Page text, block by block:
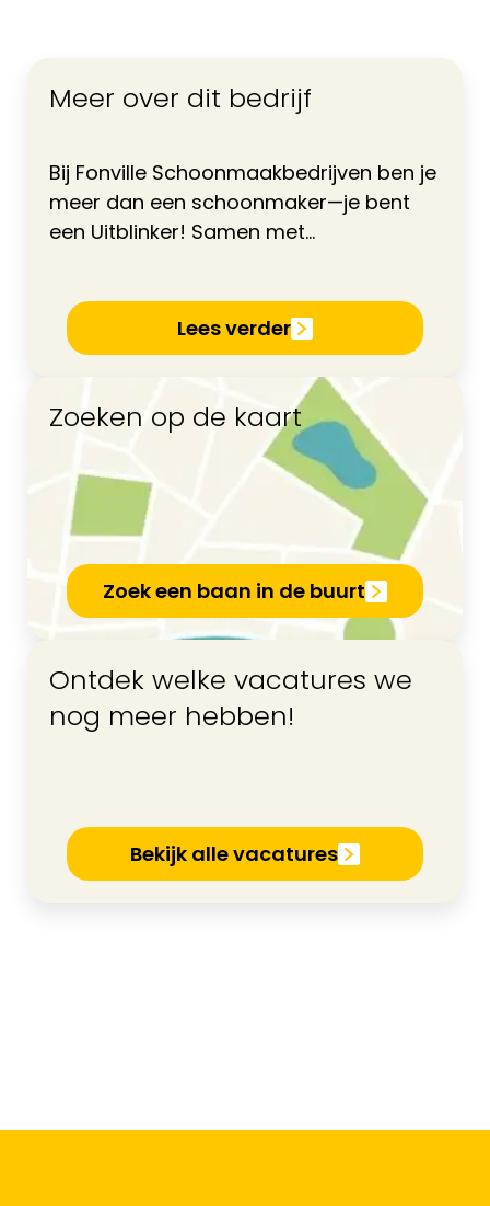
Meer over dit bedrijf
Bij Fonville Schoonmaakbedrijven ben je
meer dan een schoonmaker—je bent
een Uitblinker! Samen met...
Lees verder
Zoeken op de kaart
Zoek een baan in de buurt
Ontdek welke vacatures we
nog meer hebben!
Bekijk alle vacatures